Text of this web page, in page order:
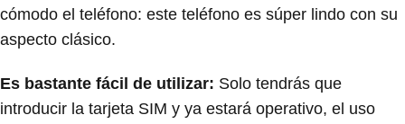
cómodo el teléfono: este teléfono es súper lindo con su
aspecto clásico.
Es bastante fácil de utilizar: Solo tendrás que
introducir la tarjeta SIM y ya estará operativo, el uso